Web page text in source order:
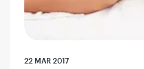
22 MAR 2017